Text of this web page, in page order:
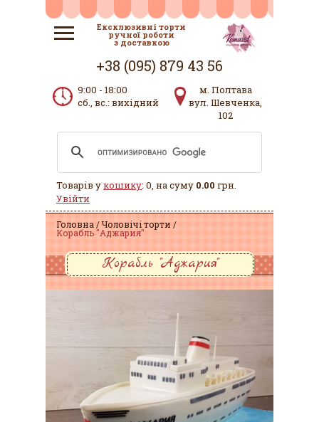
Ексклюзивні торти
ручної роботи
з доставкою
+38 (095) 879 43 56
9:00 - 18:00
сб., вс.: вихідний
м. Полтава
вул. Шевченка,
102
Товарів укошику: 0, на суму 0.00 грн.
Увійти
Головна Чоловічі торти
Корабль "Аджария"
Корабль "Аджария"